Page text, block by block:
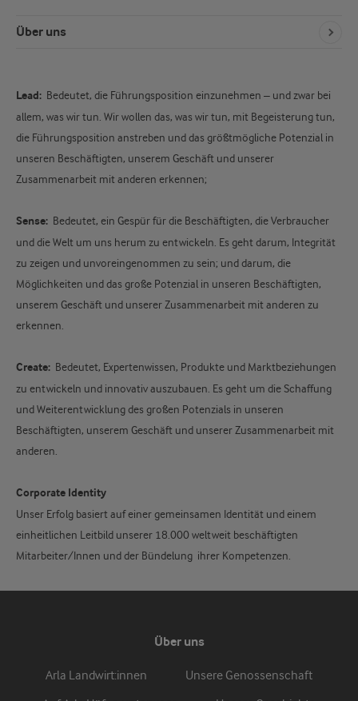
Lead: Bedeutet, die Führungsposition einzunehmen – und zwar bei
allem, was wir tun. Wir wollen das, was wir tun, mit Begeisterung tun,
die Führungsposition anstreben und das größtmögliche Potenzial in
unseren Beschäftigten, unserem Geschäft und unserer
Zusammenarbeit mit anderen erkennen;
Sense: Bedeutet, ein Gespür für die Beschäftigten, die Verbraucher
und die Welt um uns herum zu entwickeln. Es geht darum, Integrität
zu zeigen und unvoreingenommen zu sein; und darum, die
Möglichkeiten und das große Potenzial in unseren Beschäftigten,
unserem Geschäft und unserer Zusammenarbeit mit anderen zu
erkennen.
Create: Bedeutet, Expertenwissen, Produkte und Marktbeziehungen
zu entwickeln und innovativ auszubauen. Es geht um die Schaffung
und Weiterentwicklung des großen Potenzials in unseren
Beschäftigten, unserem Geschäft und unserer Zusammenarbeit mit
anderen.
Corporate Identity
Unser Erfolg basiert auf einer gemeinsamen Identität und einem
einheitlichen Leitbild unserer 18.000 weltweit beschäftigten
Mitarbeiter/Innen und der Bündelung ihrer Kompetenzen.
Über uns
Über uns
Arla Landwirt:innen Unsere Genossenschaft